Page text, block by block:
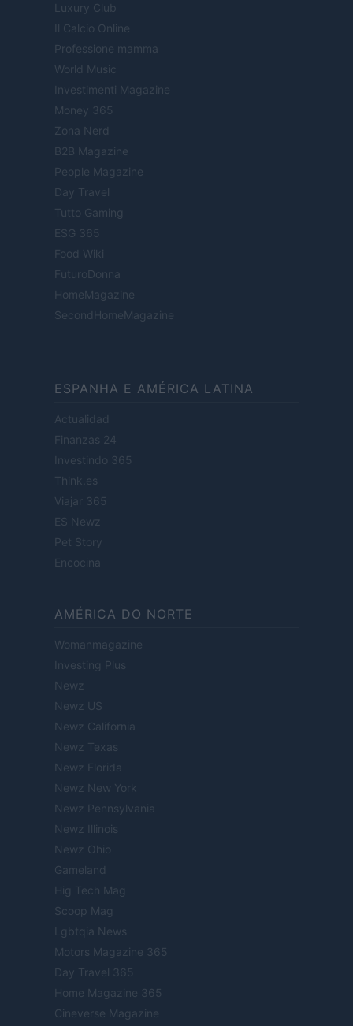
Luxury Club
Il Calcio Online
Professione mamma
World Music
Investimenti Magazine
Money 365
Zona Nerd
B2B Magazine
People Magazine
Day Travel
Tutto Gaming
ESG 365
Food Wiki
FuturoDonna
HomeMagazine
SecondHomeMagazine
ESPANHA E AMÉRICA LATINA
Actualidad
Finanzas 24
Investindo 365
Think.es
Viajar 365
ES Newz
Pet Story
Encocina
AMÉRICA DO NORTE
Womanmagazine
Investing Plus
Newz
Newz US
Newz California
Newz Texas
Newz Florida
Newz New York
Newz Pennsylvania
Newz Illinois
Newz Ohio
Gameland
Hig Tech Mag
Scoop Mag
Lgbtqia News
Motors Magazine 365
Day Travel 365
Home Magazine 365
Cineverse Magazine